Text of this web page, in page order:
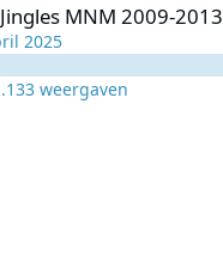
MNM 2009-2013
2025
weergaven